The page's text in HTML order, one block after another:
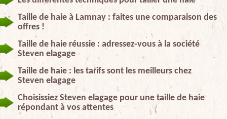
Taille de haie à Lamnay : faites une comparaison des
offres !
Taille de haie réussie : adressez-vous à la société
Steven elagage
Taille de haie : les tarifs sont les meilleurs chez
Steven elagage
Choisissiez Steven elagage pour une taille de haie
répondant à vos attentes